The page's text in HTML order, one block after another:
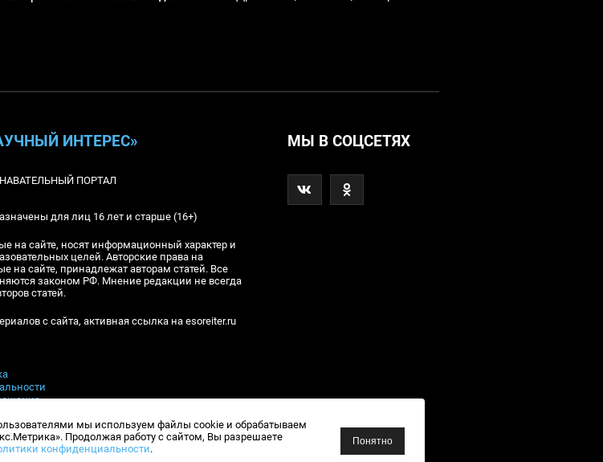
ИНТЕРЕС»
ПОРТАЛ
для лиц 16 лет и старше (16+)
на сайте, носят информационный характер и
целей. Авторские права на
на сайте, принадлежат авторам статей. Все
законом РФ. Мнение редакции не всегда
статей.
с сайта, активная ссылка на esoreiter.ru
, Гл.ред.: А.В.Шебловинский
398-10-94
МЫ В СОЦСЕТЯХ
мы используем файлы cookie и обрабатываем
Продолжая работу с сайтом, Вы разрешаете
конфиденциальности.
Понятно